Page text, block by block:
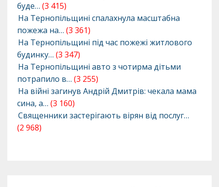
буде… (3 415)
На Тернопільщині спалахнула масштабна
пожежа на… (3 361)
На Тернопільщині під час пожежі житлового
будинку… (3 347)
На Тернопільщині авто з чотирма дітьми
потрапило в… (3 255)
На війні загинув Андрій Дмитрів: чекала мама
сина, а… (3 160)
Священники застерігають вірян від послуг…
(2 968)